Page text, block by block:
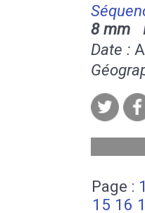
8 mm
Date :
Page : 1
15 16